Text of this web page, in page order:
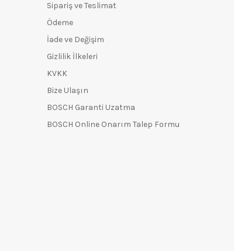
Sipariş ve Teslimat
Ödeme
İade ve Değişim
Gizlilik İlkeleri
KVKK
Bize Ulaşın
BOSCH Garanti Uzatma
BOSCH Online Onarım Talep Formu